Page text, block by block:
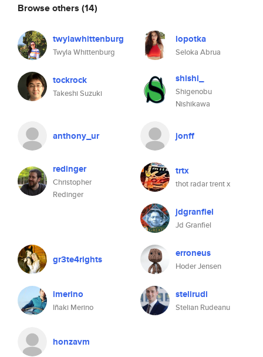
Browse others (14)
twylawhittenburg
Twyla Whittenburg
lopotka
Seloka Abrua
tockrock
Takeshi Suzuki
shishi_
Shigenobu
Nishikawa
anthony_ur jonff
redinger
Christopher
Redinger
trtx
thot radar trent x
jdgranfiel
Jd Granfiel
gr3te4rights erroneus
Hoder Jensen
imerino
Iñaki Merino
stelirudi
Stelian Rudeanu
honzavm